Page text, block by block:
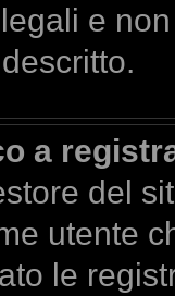
e
a
del
utente
le